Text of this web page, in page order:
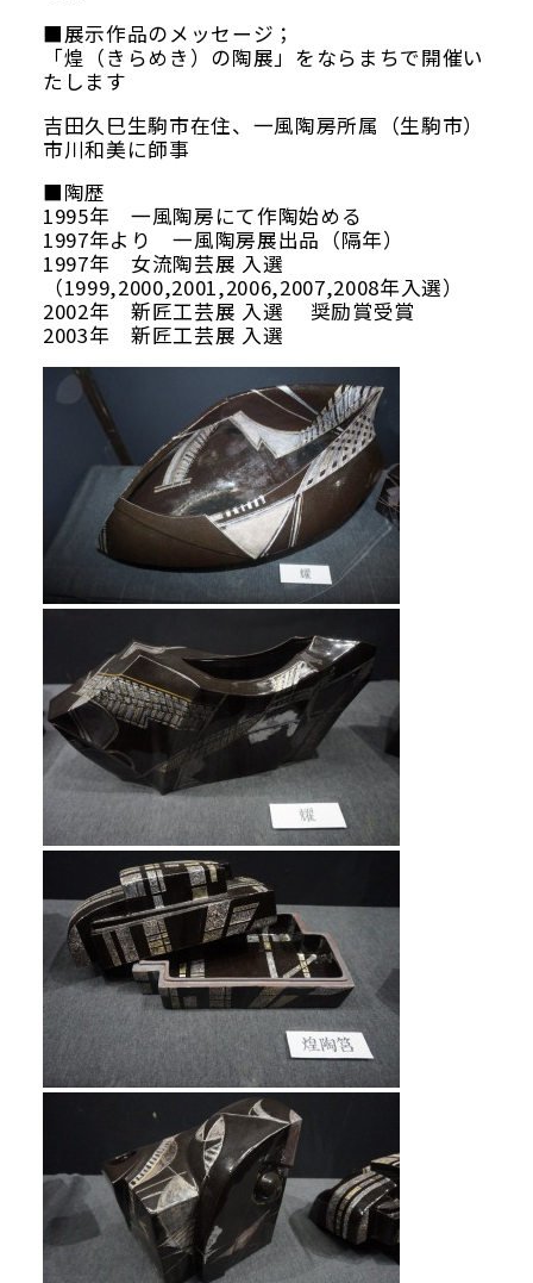
オンラインショップ
Google map
■展示作品のメッセージ；
「煌（きらめき）の陶展」をならまちで開催い
たします
吉田久巳生駒市在住、一風陶房所属（生駒市）
市川和美に師事
■陶歴
1995年 一風陶房にて作陶始める
1997年より 一風陶房展出品（隔年）
1997年 女流陶芸展 入選
（1999,2000,2001,2006,2007,2008年入選）
2002年 新匠工芸展 入選 奨励賞受賞
2003年 新匠工芸展 入選